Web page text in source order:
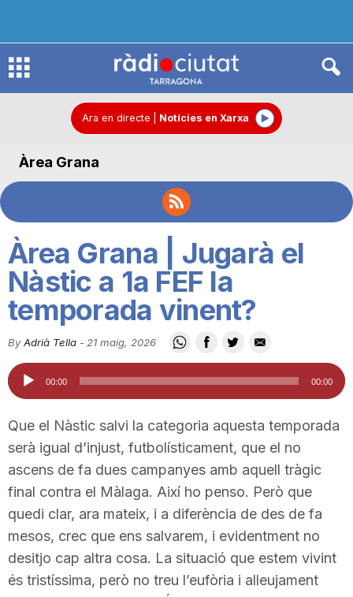
R
d
o
C
u
t
a
t
Ara en directe Notícies en Xarxa
Àrea Grana
Àrea Grana | Jugarà el
Nàstic a 1a FEF la
temporada vinent?
By Adrià Tella - 21 maig, 2026
Reproductor
d'àudio
00:00 00:00
Que el Nàstic salvi la categoria aquesta temporada
serà igual d’injust, futbolísticament, que el no
ascens de fa dues campanyes amb aquell tràgic
final contra el Màlaga. Així ho penso. Però que
quedi clar, ara mateix, i a diferència de des de fa
mesos, crec que ens salvarem, i evidentment no
desitjo cap altra cosa. La situació que estem vivint
és tristíssima, però no treu l’eufòria i alleujament